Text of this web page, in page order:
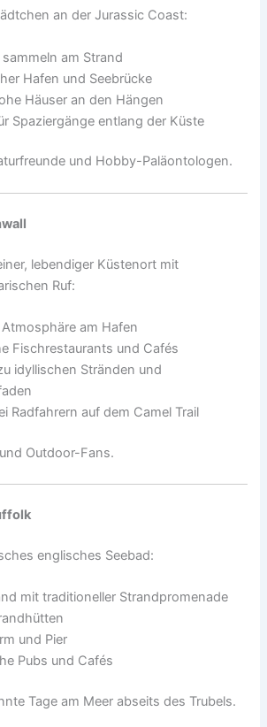
an der Jurassic Coast:
am Strand
Hafen und Seebrücke
Häuser an den Hängen
Spaziergänge entlang der Küste
und Hobby-Paläontologen.
lebendiger Küstenort mit
Ruf:
am Hafen
Fischrestaurants und Cafés
idyllischen Stränden und
Radfahrern auf dem Camel Trail
Outdoor-Fans.
englisches Seebad:
mit traditioneller Strandpromenade
und Pier
Pubs und Cafés
Tage am Meer abseits des Trubels.